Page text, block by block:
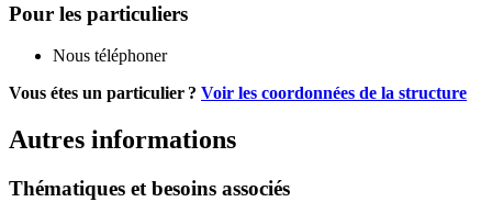
Pour les particuliers
Nous téléphoner
Vous étes un particulier ? Voir les coordonnées de la structure
Autres informations
Thématiques et besoins associés